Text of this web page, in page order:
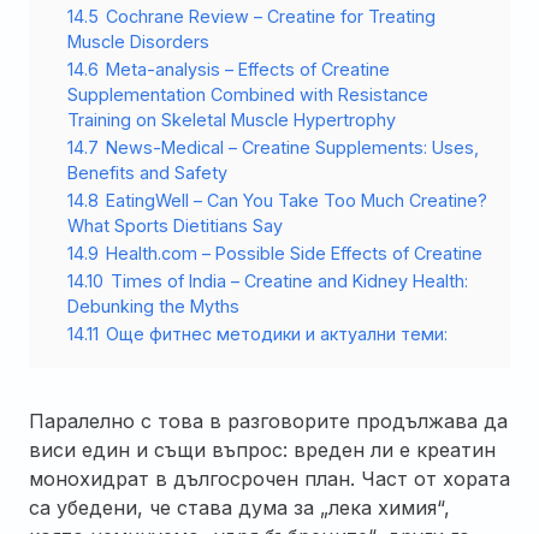
14.5 Cochrane Review – Creatine for Treating
Muscle Disorders
14.6 Meta-analysis – Effects of Creatine
Supplementation Combined with Resistance
Training on Skeletal Muscle Hypertrophy
14.7 News-Medical – Creatine Supplements: Uses,
Benefits and Safety
14.8 EatingWell – Can You Take Too Much Creatine?
What Sports Dietitians Say
14.9 Health.com – Possible Side Effects of Creatine
14.10 Times of India – Creatine and Kidney Health:
Debunking the Myths
14.11 Още фитнес методики и актуални теми:
Паралелно с това в разговорите продължава да
виси един и същи въпрос: вреден ли е креатин
монохидрат в дългосрочен план. Част от хората
са убедени, че става дума за „лека химия“,